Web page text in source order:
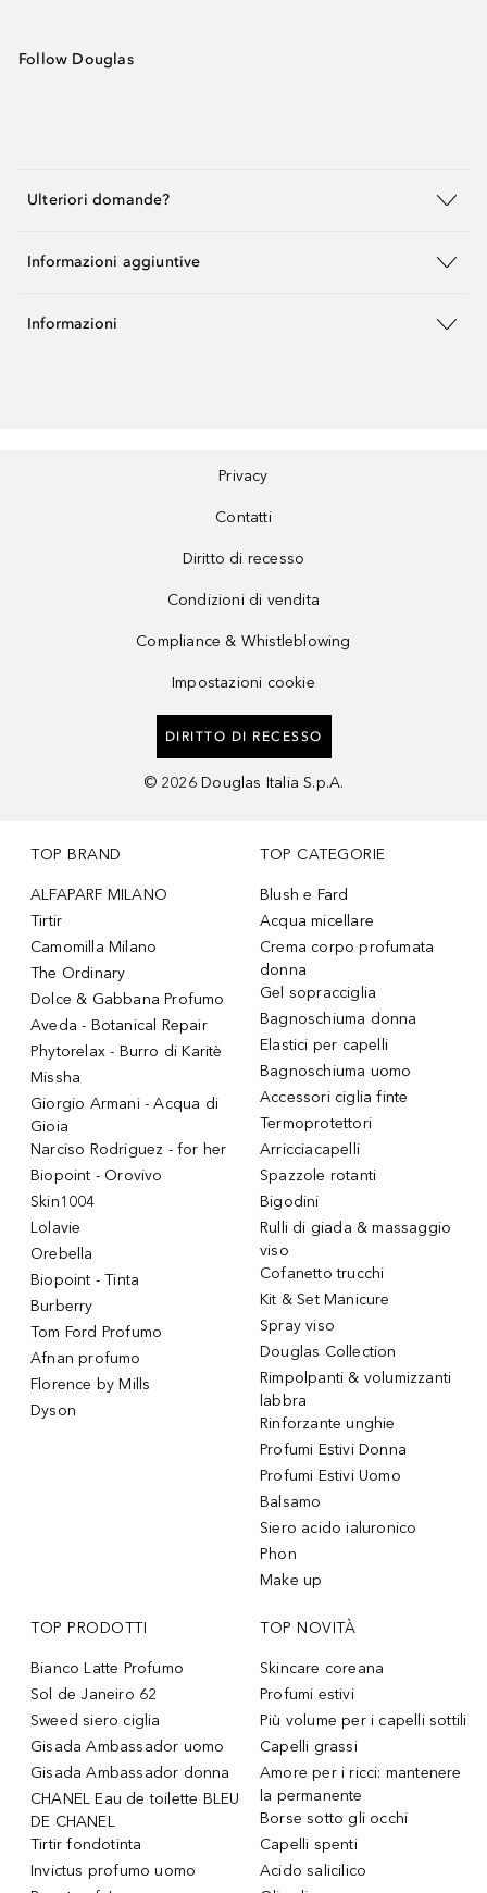
Follow Douglas
Ulteriori domande?
Informazioni aggiuntive
Informazioni
Privacy
Contatti
Diritto di recesso
Condizioni di vendita
Compliance & Whistleblowing
Impostazioni cookie
DIRITTO DI RECESSO
© 2026 Douglas Italia S.p.A.
TOP BRAND
ALFAPARF MILANO
Tirtir
Camomilla Milano
The Ordinary
Dolce & Gabbana Profumo
Aveda - Botanical Repair
Phytorelax - Burro di Karitè
Missha
Giorgio Armani - Acqua di
Gioia
Narciso Rodriguez - for her
Biopoint - Orovivo
Skin1004
Lolavie
Orebella
Biopoint - Tinta
Burberry
Tom Ford Profumo
Afnan profumo
Florence by Mills
Dyson
TOP CATEGORIE
Blush e Fard
Acqua micellare
Crema corpo profumata
donna
Gel sopracciglia
Bagnoschiuma donna
Elastici per capelli
Bagnoschiuma uomo
Accessori ciglia finte
Termoprotettori
Arricciacapelli
Spazzole rotanti
Bigodini
Rulli di giada & massaggio
viso
Cofanetto trucchi
Kit & Set Manicure
Spray viso
Douglas Collection
Rimpolpanti & volumizzanti
labbra
Rinforzante unghie
Profumi Estivi Donna
Profumi Estivi Uomo
Balsamo
Siero acido ialuronico
Phon
Make up
TOP PRODOTTI
Bianco Latte Profumo
Sol de Janeiro 62
Sweed siero ciglia
Gisada Ambassador uomo
Gisada Ambassador donna
CHANEL Eau de toilette BLEU
DE CHANEL
Tirtir fondotinta
Invictus profumo uomo
TOP NOVITÀ
Skincare coreana
Profumi estivi
Più volume per i capelli sottili
Capelli grassi
Amore per i ricci: mantenere
la permanente
Borse sotto gli occhi
Capelli spenti
Acido salicilico